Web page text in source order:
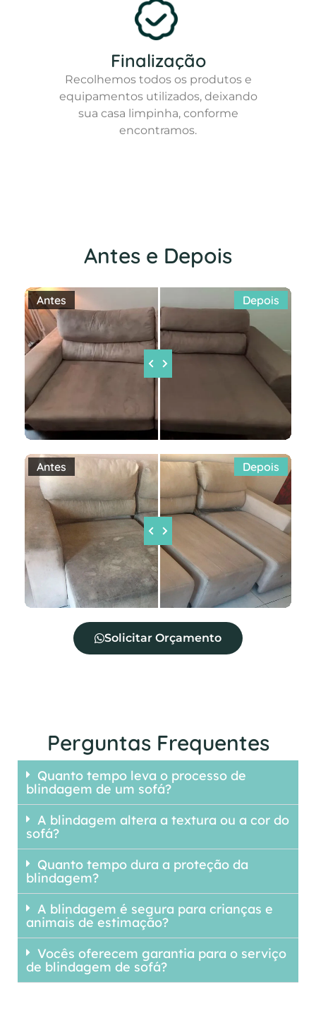
Finalização
Recolhemos todos os produtos e
equipamentos utilizados, deixando
sua casa limpinha, conforme
encontramos.
Antes e Depois
Antes Depois
Antes Depois
Solicitar Orçamento
Perguntas Frequentes
Quanto tempo leva o processo de
blindagem de um sofá?
A blindagem altera a textura ou a cor do
sofá?
Quanto tempo dura a proteção da
blindagem?
A blindagem é segura para crianças e
animais de estimação?
Vocês oferecem garantia para o serviço
de blindagem de sofá?